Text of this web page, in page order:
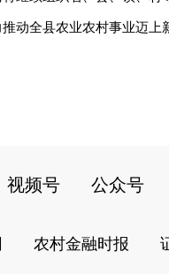
动全县农业农村事业迈上
视频号 公众号
农村金融时报